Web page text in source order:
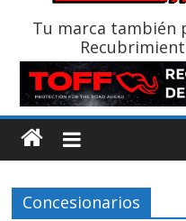
Tu marca también
Concesionarios